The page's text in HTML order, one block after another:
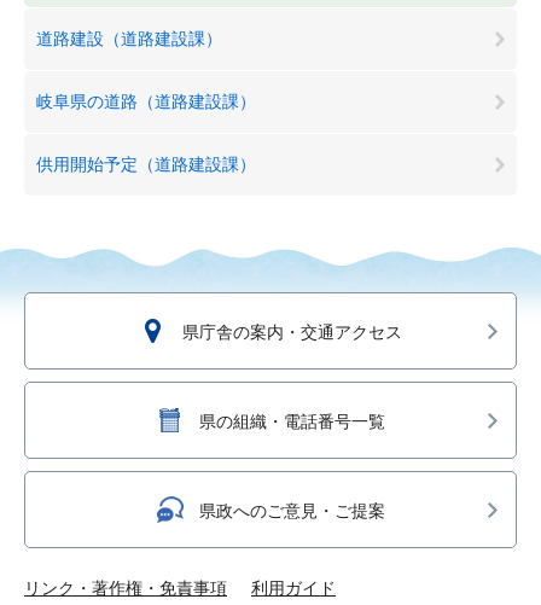
道路建設（道路建設課）
岐阜県の道路（道路建設課）
供用開始予定（道路建設課）
県庁舎の案内・交通アクセス
県の組織・電話番号一覧
県政へのご意見・ご提案
リンク・著作権・免責事項 利用ガイド